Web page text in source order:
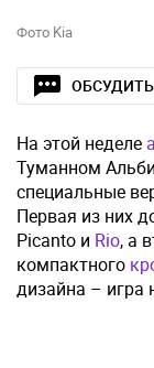
Фото Kia
ОБСУДИТЬ
На этой неделе
Туманном
специальные
Первая из них
Picanto и Rio, а
компактного
дизайна – игра